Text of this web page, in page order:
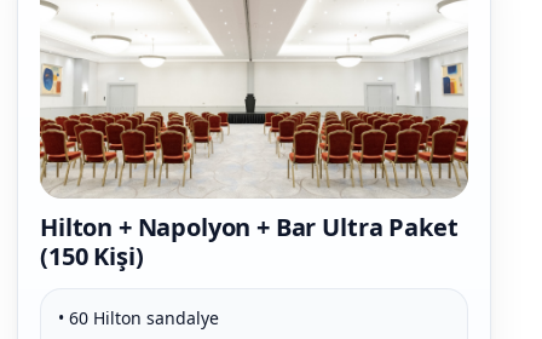
Hilton + Napolyon + Bar Ultra Paket
(150 Kişi)
• 60 Hilton sandalye